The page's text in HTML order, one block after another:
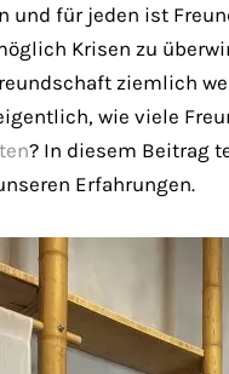
und für jeden ist
Krisen zu
ziemlich
wie viele
? In diesem Beitrag
Erfahrungen.